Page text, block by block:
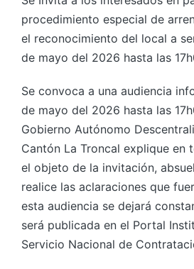
procedimiento especial de
el reconocimiento del local a
de mayo del 2026 hasta las
Se convoca a una audiencia
de mayo del 2026 hasta las
Gobierno Autónomo
Cantón La Troncal explique en
el objeto de la invitación,
realice las aclaraciones que
esta audiencia se dejará
será publicada en el Portal
Servicio Nacional de